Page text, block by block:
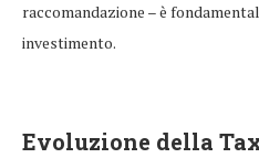
raccomandazione – è
investimento.
Evoluzione della